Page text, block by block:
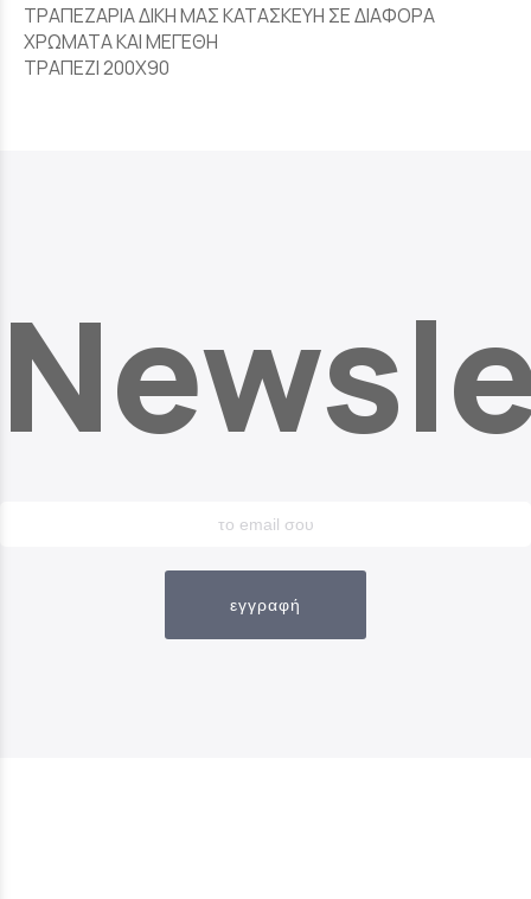
ΤΡΑΠΕΖΑΡΙΑ ΔΙΚΗ ΜΑΣ ΚΑΤΑΣΚΕΥΗ ΣΕ ΔΙΑΦΟΡΑ
ΧΡΩΜΑΤΑ ΚΑΙ ΜΕΓΕΘΗ
ΤΡΑΠΕΖΙ 200Χ90
εγγραφή